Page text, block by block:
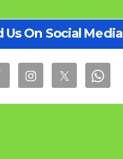
Us On Social Media